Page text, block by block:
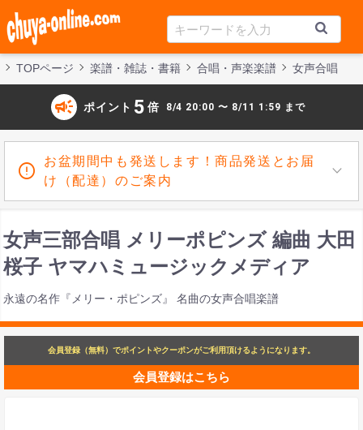
TOPページ 楽譜・雑誌・書籍 合唱・声楽楽譜 女声合唱
campaign ポイント 5 倍 8/4 20:00 〜 8/11 1:59 まで
お盆期間中も発送します！商品発送とお届
け（配達）のご案内
女声三部合唱 メリーポピンズ 編曲 大田
桜子 ヤマハミュージックメディア
永遠の名作『メリー・ポピンズ』 名曲の女声合唱楽譜
会員登録（無料）でポイントやクーポンがご利用頂けるようになります。
会員登録はこちら